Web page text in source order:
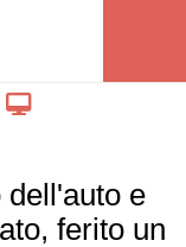
dell'auto e
ferito un